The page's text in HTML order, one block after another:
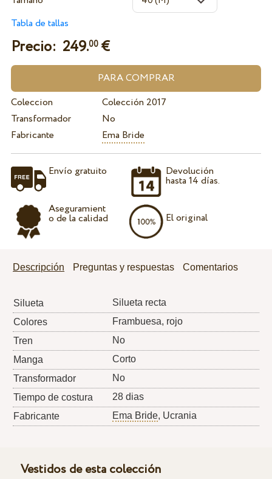
Tabla de tallas
Precio: 249.00€
Coleccion
Colección 2017
Transformador
No
Fabricante
Ema Bride
Envío gratuito
Aseguramient
o de la calidad
Devolución
hasta 14 días.
El original
Descripción Preguntas y respuestas Comentarios
Silueta
Silueta recta
Colores
Frambuesa, rojo
Tren
No
Manga
Corto
Transformador
No
Tiempo de costura
28 dias
Fabricante
Ema Bride, Ucrania
Vestidos de esta colección